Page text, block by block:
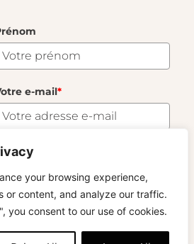
your browsing experience,
or content, and analyze our traffic.
you consent to our use of cookies.
2024 – © La Soufflerie.
les designs et tous les contenus sont
et le droit des marques.
non contractuelles.
e-mail*
voulez rester informé ? Inscrivez-vous